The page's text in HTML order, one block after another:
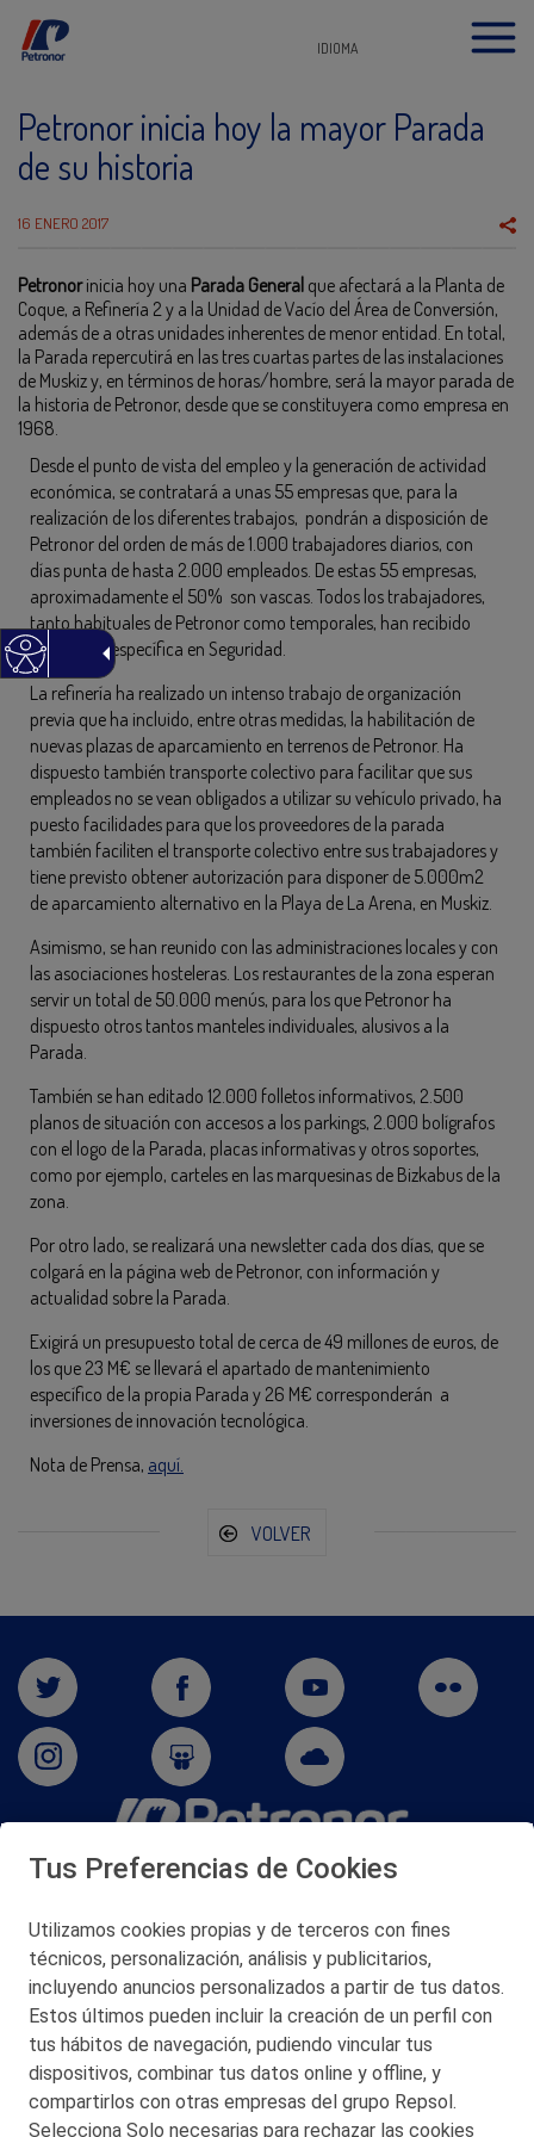
IDIOMA
Petronor inicia hoy la mayor Parada
de su historia
16 ENERO 2017
Petronorinicia hoy una Parada General que afectará a la Planta de
Coque, a Refinería 2 y a la Unidad de Vacío del Área de Conversión,
además de a otras unidades inherentes de menor entidad. En total,
la Parada repercutirá en las tres cuartas partes de las instalaciones
de Muskiz y, en términos de horas/hombre, será la mayor parada de
la historia de Petronor, desde que se constituyera como empresa en
1968.
Desde el punto de vista del empleo y la generación de actividad
económica, se contratará a unas 55 empresas que, para la
realización de los diferentes trabajos, pondrán a disposición de
Petronor del orden de más de 1.000 trabajadores diarios, con
días punta de hasta 2.000 empleados. De estas 55 empresas,
aproximadamente el 50% son vascas. Todos los trabajadores,
tanto habituales de Petronor como temporales, han recibido
formación específica en Seguridad.
La refinería ha realizado un intenso trabajo de organización
previa que ha incluido, entre otras medidas, la habilitación de
nuevas plazas de aparcamiento en terrenos de Petronor. Ha
dispuesto también transporte colectivo para facilitar que sus
empleados no se vean obligados a utilizar su vehículo privado, ha
puesto facilidades para que los proveedores de la parada
también faciliten el transporte colectivo entre sus trabajadores y
tiene previsto obtener autorización para disponer de 5.000m2
de aparcamiento alternativo en la Playa de La Arena, en Muskiz.
Asimismo, se han reunido con las administraciones locales y con
las asociaciones hosteleras. Los restaurantes de la zona esperan
servir un total de 50.000 menús, para los que Petronor ha
dispuesto otros tantos manteles individuales, alusivos a la
Parada.
También se han editado 12.000 folletos informativos, 2.500
planos de situación con accesos a los parkings, 2.000 bolígrafos
con el logo de la Parada, placas informativas y otros soportes,
como por ejemplo, carteles en las marquesinas de Bizkabus de la
zona.
Por otro lado, se realizará una newsletter cada dos días, que se
colgará en la página web de Petronor, con información y
actualidad sobre la Parada.
Exigirá un presupuesto total de cerca de 49 millones de euros, de
los que 23 M€ se llevará el apartado de mantenimiento
específico de la propia Parada y 26 M€ corresponderán a
inversiones de innovación tecnológica.
Nota de Prensa, aquí.
VOLVER
San Martín 5-Edificio Muñatones,
© 2026 Petronor S.A.
CONTACTO
Tus Preferencias de Cookies
Utilizamos cookies propias y de terceros con fines
técnicos, personalización, análisis y publicitarios,
incluyendo anuncios personalizados a partir de tus datos.
Estos últimos pueden incluir la creación de un perfil con
tus hábitos de navegación, pudiendo vincular tus
dispositivos, combinar tus datos online y offline, y
compartirlos con otras empresas del grupo Repsol.
Selecciona Solo necesarias para rechazar las cookies